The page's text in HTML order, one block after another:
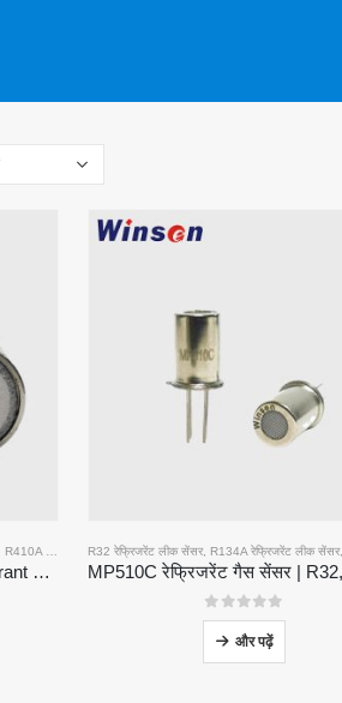
R410A रेफ्रिजरेंट लीक सेंसर ,R454B रेफ्रिजरेंट लीक सेंसर
MH-441D NDIR Infrared Refrigerant Sensor | High Sensitivity | HVAC & Industrial Safety | Long Lifespan
R32 रेफ्रिजरेंट लीक सेंसर, R134A रेफ्रिजरेंट लीक सेंसर,
05 में से
और पढ़ें